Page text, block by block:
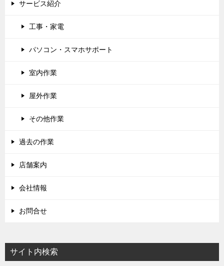
サービス紹介
工事・家電
パソコン・スマホサポート
室内作業
屋外作業
その他作業
過去の作業
店舗案内
会社情報
お問合せ
サイト内検索